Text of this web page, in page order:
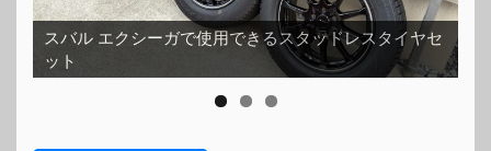
スバル エクシーガで使用できるスタッドレスタイヤセ
ット